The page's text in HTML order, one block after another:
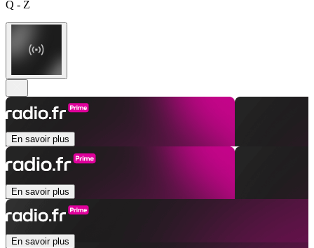
Q - Z
En savoir plus
En savoir plus
En savoir plus